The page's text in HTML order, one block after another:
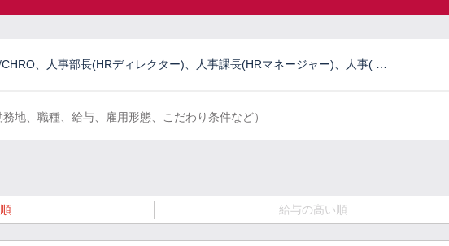
、人事部長(HRディレクター)、人事課長(HRマネージャー)、人事( …
務地、職種、給与、雇用形態、こだわり条件など）
給与の高い順